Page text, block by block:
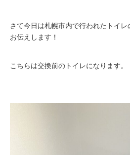
さて今日は札幌市内で行われたトイ
お伝えします！
こちらは交換前のトイレになります。